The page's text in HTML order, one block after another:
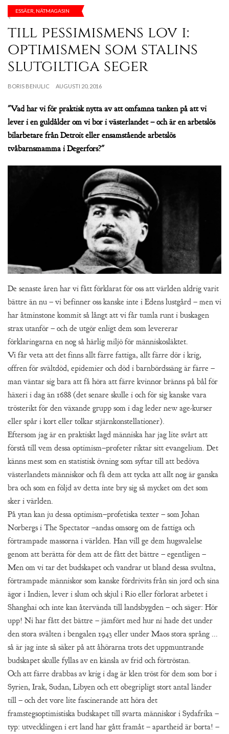
ESSÄER NÄTMAGASIN
till pessimismens lov i:
optimismen som stalins
slutgiltiga seger
BORIS BENULIC AUGUSTI 20, 2016
"Vad har vi för praktisk nytta av att omfamna tanken på att vi
lever i en guldålder om vi bor i västerlandet – och är en arbetslös
bilarbetare från Detroit eller ensamstående arbetslös
tvåbarnsmamma i Degerfors?"
De senaste åren har vi fått förklarat för oss att världen aldrig varit
bättre än nu – vi befinner oss kanske inte i Edens lustgård – men vi
har åtminstone kommit så långt att vi får tumla runt i buskagen
strax utanför – och de utgör enligt dem som levererar
förklaringarna en nog så härlig miljö för människosläktet.
Vi får veta att det finns allt färre fattiga, allt färre dör i krig,
offren för svältdöd, epidemier och död i barnbördssäng är färre –
man väntar sig bara att få höra att färre kvinnor bränns på bål för
häxeri i dag än 1688 (det senare skulle i och för sig kanske vara
trösterikt för den växande grupp som i dag leder new age-kurser
eller spår i kort eller tolkar stjärnkonstellationer).
Eftersom jag är en praktiskt lagd människa har jag lite svårt att
förstå till vem dessa optimism–profeter riktar sitt evangelium. Det
känns mest som en statistisk övning som syftar till att bedöva
västerlandets människor och få dem att tycka att allt nog är ganska
bra och som en följd av detta inte bry sig så mycket om det som
sker i världen.
På ytan kan ju dessa optimism–profetiska texter – som Johan
Norbergs i The Spectator –andas omsorg om de fattiga och
förtrampade massorna i världen. Han vill ge dem hugsvalelse
genom att berätta för dem att de fått det bättre – egentligen –
Men om vi tar det budskapet och vandrar ut bland dessa svultna,
förtrampade människor som kanske fördrivits från sin jord och sina
ägor i Indien, lever i slum och skjul i Rio eller förlorat arbetet i
Shanghai och inte kan återvända till landsbygden – och säger: Hör
upp! Ni har fått det bättre – jämfört med hur ni hade det under
den stora svälten i bengalen 1943 eller under Maos stora språng ...
så är jag inte så säker på att åhörarna trots det uppmuntrande
budskapet skulle fyllas av en känsla av frid och förtröstan.
Och att färre drabbas av krig i dag är klen tröst för dem som bor i
Syrien, Irak, Sudan, Libyen och ett obegripligt stort antal länder
till – och det vore lite fascinerande att höra det
framstegsoptimistiska budskapet till svarta människor i Sydafrika –
typ: utvecklingen i ert land har gått framåt – apartheid är borta! –